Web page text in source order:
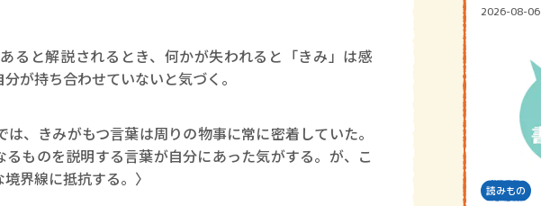
と解説されるとき、何かが失われると「きみ」は感
が持ち合わせていないと気づく。
、きみがもつ言葉は周りの物事に常に密着していた。
ものを説明する言葉が自分にあった気がする。が、こ
界線に抵抗する。〉
2026-08-06
読みもの